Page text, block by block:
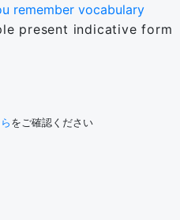
remember vocabulary
present indicative form
をご確認ください